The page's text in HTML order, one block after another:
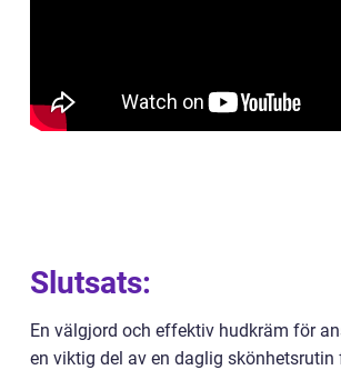
Slutsats:
En välgjord och effektiv hudkräm för
en viktig del av en daglig skönhetsrutin